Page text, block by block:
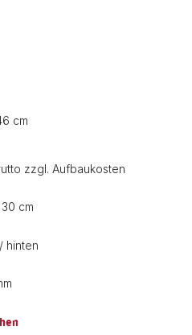
cm
zzgl. Aufbaukosten
cm
hinten